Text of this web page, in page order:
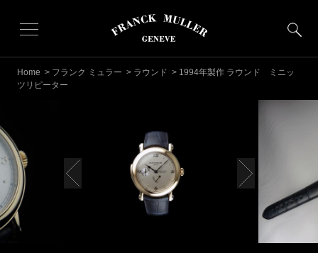
Home > フランク ミュラー > ラウンド > 1994年製作 ラウンド ミニッ
ツリピーター